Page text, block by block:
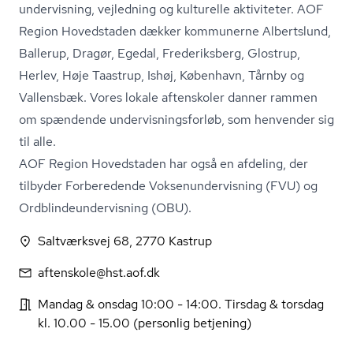
undervisning, vejledning og kulturelle aktiviteter. AOF
Region Hovedstaden dækker kommunerne Albertslund,
Ballerup, Dragør, Egedal, Frederiksberg, Glostrup,
Herlev, Høje Taastrup, Ishøj, København, Tårnby og
Vallensbæk. Vores lokale aftenskoler danner rammen
om spændende un­der­vis­nings­for­løb, som henvender sig
til alle.
AOF Region Hovedstaden har også en afdeling, der
tilbyder Forberedende Vok­se­nun­der­vis­ning (FVU) og
Ord­blin­de­un­der­vis­ning (OBU).
Saltværksvej 68, 2770 Kastrup
aftenskole@hst.aof.dk
Mandag & onsdag 10:00 - 14:00. Tirsdag & torsdag
kl. 10.00 - 15.00 (personlig betjening)